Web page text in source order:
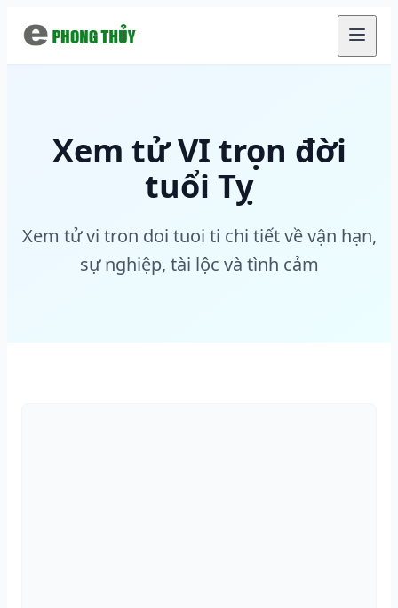
Xem tử VI trọn đời
tuổi Tỵ
Xem tử vi tron doi tuoi ti chi tiết về vận hạn,
sự nghiệp, tài lộc và tình cảm